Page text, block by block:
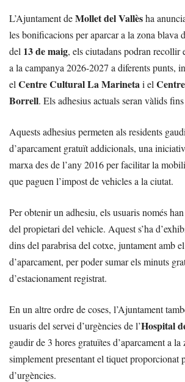
L’Ajuntament deMollet del Vallèsha
les bonificacions per aparcar a la zona blava
del 13 de maig, els ciutadans podran recollir
a la campanya 2026-2027 a diferents punts,
el Centre Cultural La Marinetai el
Borrell. Els adhesius actuals seran vàlids
Aquests adhesius permeten als residents
d’aparcament gratuït addicionals, una
marxa des de l’any 2016 per facilitar la
que paguen l’impost de vehicles a la ciutat.
Per obtenir un adhesiu, els usuaris només
del propietari del vehicle. Aquest s’ha
dins del parabrisa del cotxe, juntament amb
d’aparcament, per poder sumar els minuts
d’estacionament registrat.
En un altre ordre de coses, l’Ajuntament
usuaris del servei d’urgències de l’Hospital
gaudir de 3 hores gratuïtes d’aparcament a la
simplement presentant el tiquet proporcionat
d’urgències.